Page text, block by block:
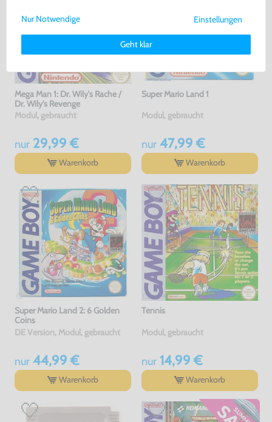
Mega Man 1: Dr. Wily's Rache /
Dr. Wily's Revenge
Modul, gebraucht
nur29,99 €
Warenkorb
Super Mario Land 1
Modul, gebraucht
nur47,99 €
Warenkorb
Super Mario Land 2: 6 Golden
Coins
DE Version, Modul, gebraucht
nur44,99 €
Warenkorb
Tennis
Modul, gebraucht
nur14,99 €
Warenkorb
Weitere Informationen zu den von uns verwendeten Cookies und
Deinen Rechten als Nutzer findest Du in unsererDaten­schutz­
Impressum.
Einstellungen
Geht klar
Nur Notwendige